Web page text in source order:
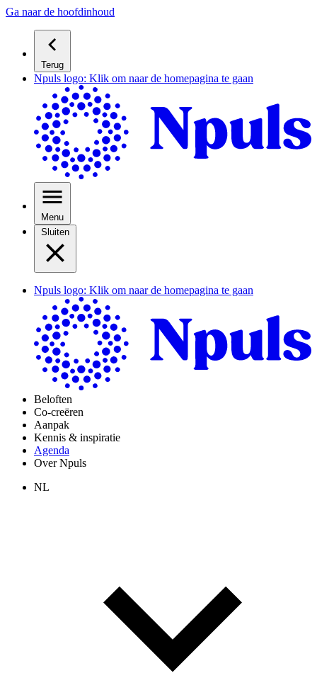
Ga naar de hoofdinhoud
Terug
Npuls logo: Klik om naar de homepagina te gaan
Menu
Sluiten
Npuls logo: Klik om naar de homepagina te gaan
Beloften
Co-creëren
Aanpak
Kennis & inspiratie
Agenda
Over Npuls
NL